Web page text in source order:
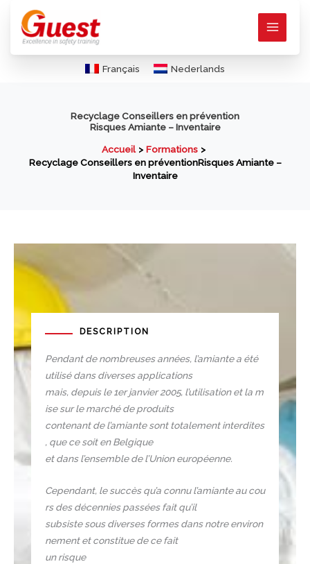
contenu
Français Nederlands
Recyclage Conseillers en prévention
Risques Amiante – Inventaire
Accueil
Formations
Recyclage Conseillers en préventionRisques Amiante –
Inventaire
DESCRIPTION
Pendant de nombreuses années, l’amiante a été
utilisé dans diverses applications
mais, depuis le 1er janvier 2005, l’utilisation et la m
ise sur le marché de produits
contenant de l’amiante sont totalement interdites
, que ce soit en Belgique
et dans l’ensemble de l’Union européenne.
Cependant, le succès qu’a connu l’amiante au cou
rs des décennies passées fait qu’il
subsiste sous diverses formes dans notre environ
nement et constitue de ce fait
un risque